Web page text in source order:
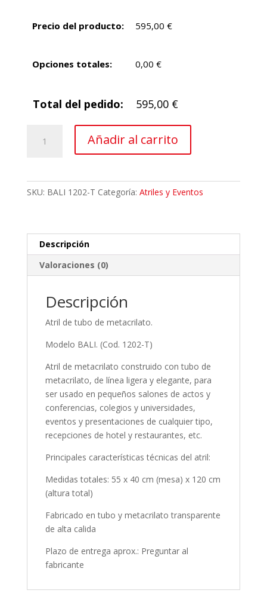
Precio del producto: 595,00 €
Opciones totales: 0,00 €
Total del pedido: 595,00 €
Añadir al carrito
SKU: BALI 1202-T Categoría: Atriles y Eventos
Descripción
Valoraciones (0)
Descripción
Atril de tubo de metacrilato.
Modelo BALI. (Cod. 1202-T)
Atril de metacrilato construido con tubo de
metacrilato, de línea ligera y elegante, para
ser usado en pequeños salones de actos y
conferencias, colegios y universidades,
eventos y presentaciones de cualquier tipo,
recepciones de hotel y restaurantes, etc.
Principales características técnicas del atril:
Medidas totales: 55 x 40 cm (mesa) x 120 cm
(altura total)
Fabricado en tubo y metacrilato transparente
de alta calida
Plazo de entrega aprox.: Preguntar al
fabricante